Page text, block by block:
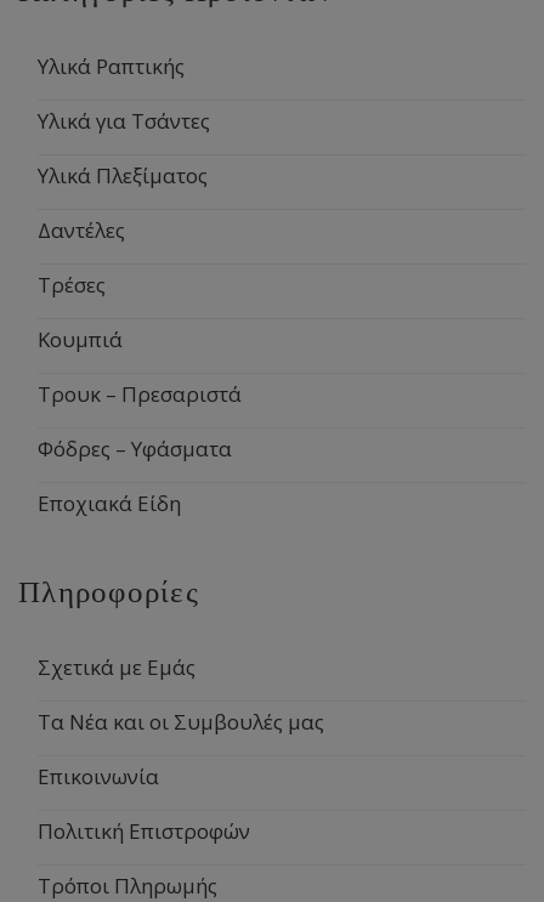
Υλικά Ραπτικής
Υλικά για Τσάντες
Υλικά Πλεξίματος
Δαντέλες
Τρέσες
Κουμπιά
Τρουκ – Πρεσαριστά
Φόδρες – Υφάσματα
Εποχιακά Είδη
Πληροφορίες
Σχετικά με Εμάς
Τα Νέα και οι Συμβουλές μας
Επικοινωνία
Πολιτική Επιστροφών
Τρόποι Πληρωμής